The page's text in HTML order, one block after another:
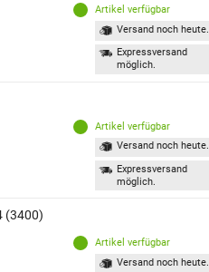
Artikel verfügbar
Versand noch heute.
Expressversand
möglich.
Artikel verfügbar
Versand noch heute.
Expressversand
möglich.
(3400)
Artikel verfügbar
Versand noch heute.